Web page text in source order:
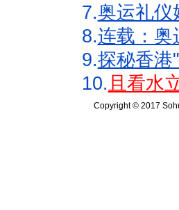
7.奥运礼仪
8.连载：奥
9.探秘香港
10.且看水
Copyright © 2017